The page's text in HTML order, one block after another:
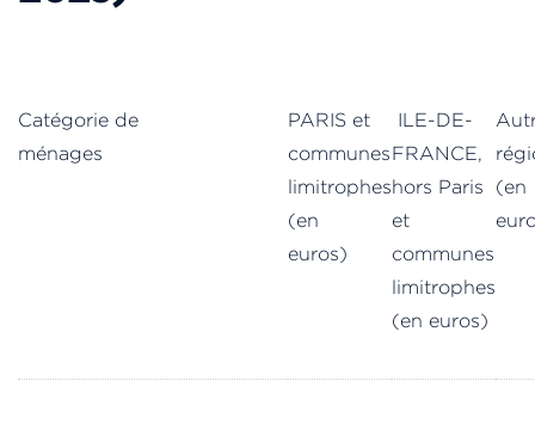
Catégorie de
ménages
PARIS et
communes
limitrophes
(en
euros)
ILE-DE-
FRANCE,
hors Paris
et
communes
limitrophes
(en euros)
(en